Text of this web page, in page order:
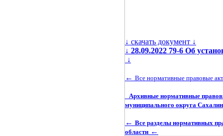
↓ скачать документ ↓
↓ 28.09.2022 79-6 Об
↓
← Все нормативные правовые
Архивные нормативные
муниципального округа
← Все разделы нормативных
области ←